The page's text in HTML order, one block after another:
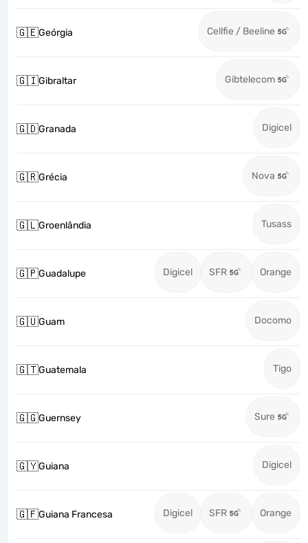
🇬🇪Geórgia Cellfie / Beeline
🇬🇮Gibraltar Gibtelecom
🇬🇩Granada Digicel
🇬🇷Grécia Nova
🇬🇱Groenlândia Tusass
🇬🇵Guadalupe Digicel SFR Orange
🇬🇺Guam Docomo
🇬🇹Guatemala Tigo
🇬🇬Guernsey Sure
🇬🇾Guiana Digicel
🇬🇫Guiana Francesa Digicel SFR Orange